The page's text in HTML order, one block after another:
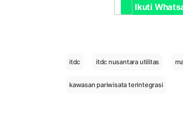
Ikuti
itdc itdc nusantara utilitas
kawasan pariwisata terintegrasi